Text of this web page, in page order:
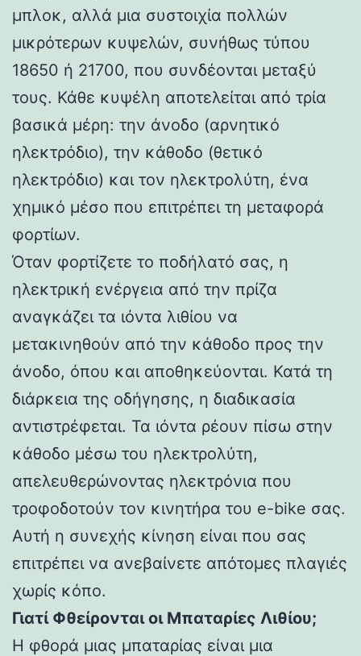
μπλοκ, αλλά μια συστοιχία πολλών
μικρότερων κυψελών, συνήθως τύπου
18650 ή 21700, που συνδέονται μεταξύ
τους. Κάθε κυψέλη αποτελείται από τρία
βασικά μέρη: την άνοδο (αρνητικό
ηλεκτρόδιο), την κάθοδο (θετικό
ηλεκτρόδιο) και τον ηλεκτρολύτη, ένα
χημικό μέσο που επιτρέπει τη μεταφορά
φορτίων.
Όταν φορτίζετε το ποδήλατό σας, η
ηλεκτρική ενέργεια από την πρίζα
αναγκάζει τα ιόντα λιθίου να
μετακινηθούν από την κάθοδο προς την
άνοδο, όπου και αποθηκεύονται. Κατά τη
διάρκεια της οδήγησης, η διαδικασία
αντιστρέφεται. Τα ιόντα ρέουν πίσω στην
κάθοδο μέσω του ηλεκτρολύτη,
απελευθερώνοντας ηλεκτρόνια που
τροφοδοτούν τον κινητήρα του e-bike σας.
Αυτή η συνεχής κίνηση είναι που σας
επιτρέπει να ανεβαίνετε απότομες πλαγιές
χωρίς κόπο.
Γιατί Φθείρονται οι Μπαταρίες Λιθίου;
Η φθορά μιας μπαταρίας είναι μια